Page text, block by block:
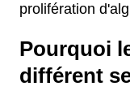
prolifération
Pourquoi
différent